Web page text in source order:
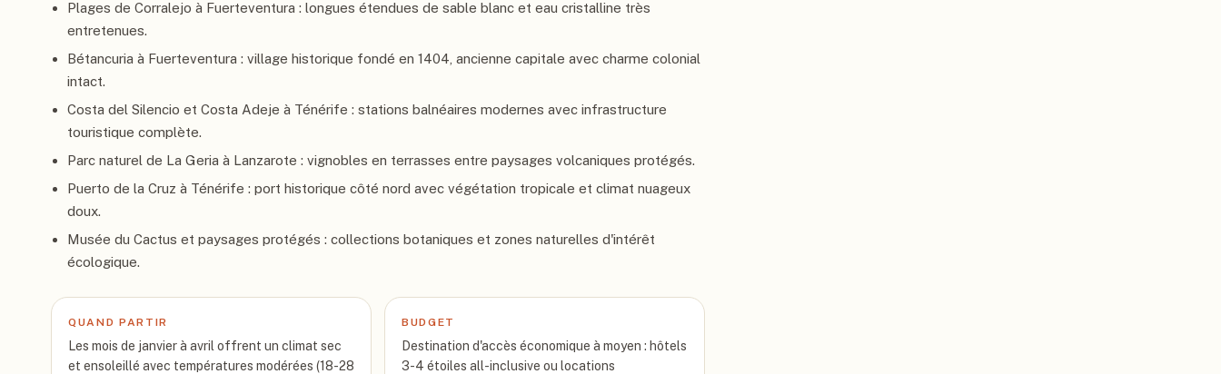
Plages de Corralejo à Fuerteventura : longues étendues de sable blanc et eau cristalline très
entretenues.
Bétancuria à Fuerteventura : village historique fondé en 1404, ancienne capitale avec charme colonial
intact.
Costa del Silencio et Costa Adeje à Ténérife : stations balnéaires modernes avec infrastructure
touristique complète.
Parc naturel de La Geria à Lanzarote : vignobles en terrasses entre paysages volcaniques protégés.
Puerto de la Cruz à Ténérife : port historique côté nord avec végétation tropicale et climat nuageux
doux.
Musée du Cactus et paysages protégés : collections botaniques et zones naturelles d'intérêt
écologique.
QUAND PARTIR
Les mois de janvier à avril offrent un climat sec
et ensoleillé avec températures modérées (18-28
BUDGET
Destination d'accès économique à moyen : hôtels
3-4 étoiles all-inclusive ou locations